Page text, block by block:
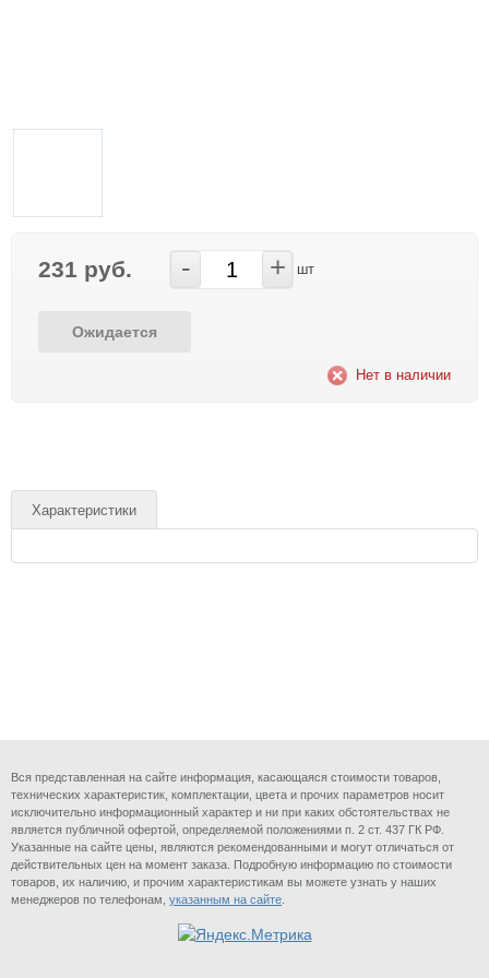
231 руб. - + шт
Ожидается
Нет в наличии
Характеристики
Вся представленная на сайте информация, касающаяся стоимости товаров,
технических характеристик, комплектации, цвета и прочих параметров носит
исключительно информационный характер и ни при каких обстоятельствах не
является публичной офертой, определяемой положениями п. 2 ст. 437 ГК РФ.
Указанные на сайте цены, являются рекомендованными и могут отличаться от
действительных цен на момент заказа. Подробную информацию по стоимости
товаров, их наличию, и прочим характеристикам вы можете узнать у наших
менеджеров по телефонам, указанным на сайте